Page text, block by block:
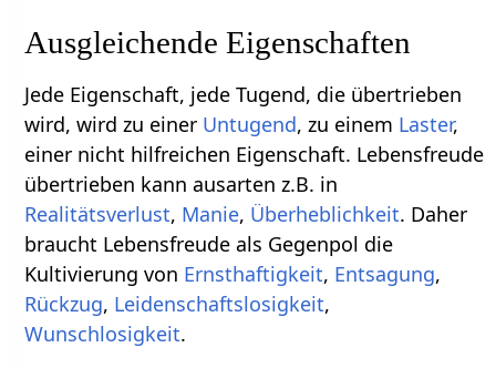
Ausgleichende Eigenschaften
Jede Eigenschaft, jede Tugend, die übertrieben
wird, wird zu einer Untugend, zu einem Laster,
einer nicht hilfreichen Eigenschaft. Lebensfreude
übertrieben kann ausarten z.B. in
Realitätsverlust, Manie, Überheblichkeit. Daher
braucht Lebensfreude als Gegenpol die
Kultivierung von Ernsthaftigkeit, Entsagung,
Rückzug, Leidenschaftslosigkeit,
Wunschlosigkeit.